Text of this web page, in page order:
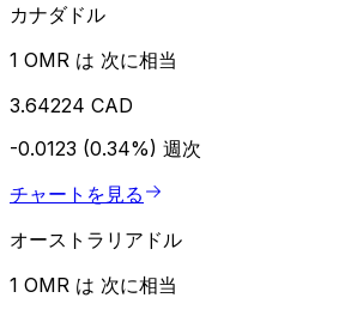
カナダドル
1 OMR は 次に相当
3.64224 CAD
-0.0123 (0.34%) 週次
チャートを見る
オーストラリアドル
1 OMR は 次に相当